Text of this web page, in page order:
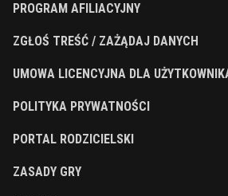
PROGRAM AFILIACYJNY
ZGŁOŚ TREŚĆ / ZAŻĄDAJ DANYCH
UMOWA LICENCYJNA DLA
POLITYKA PRYWATNOŚCI
PORTAL RODZICIELSKI
ZASADY GRY